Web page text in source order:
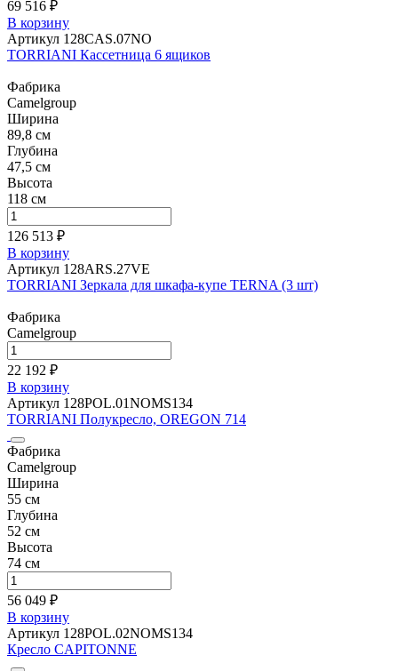
69 516 ₽
В корзину
Артикул 128CAS.07NO
TORRIANI Кассетница 6 ящиков
Фабрика
Camelgroup
Ширина
89,8 см
Глубина
47,5 см
Высота
118 см
126 513 ₽
В корзину
Артикул 128ARS.27VE
TORRIANI Зеркала для шкафа-купе TERNA (3 шт)
Фабрика
Camelgroup
22 192 ₽
В корзину
Артикул 128POL.01NOMS134
TORRIANI Полукресло, OREGON 714
Фабрика
Camelgroup
Ширина
55 см
Глубина
52 см
Высота
74 см
56 049 ₽
В корзину
Артикул 128POL.02NOMS134
Кресло CAPITONNE